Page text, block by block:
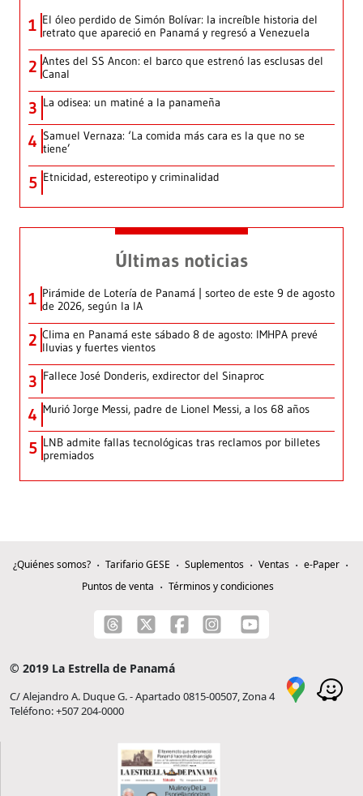
1 El óleo perdido de Simón Bolívar: la increíble historia del
retrato que apareció en Panamá y regresó a Venezuela
2 Antes del SS Ancon: el barco que estrenó las esclusas del
Canal
3 La odisea: un matiné a la panameña
4 Samuel Vernaza: ‘La comida más cara es la que no se
tiene’
5 Etnicidad, estereotipo y criminalidad
Últimas noticias
1 Pirámide de Lotería de Panamá | sorteo de este 9 de agosto
de 2026, según la IA
2 Clima en Panamá este sábado 8 de agosto: IMHPA prevé
lluvias y fuertes vientos
3 Fallece José Donderis, exdirector del Sinaproc
4 Murió Jorge Messi, padre de Lionel Messi, a los 68 años
5 LNB admite fallas tecnológicas tras reclamos por billetes
premiados
¿Quiénes somos? Tarifario GESE Suplementos Ventas
e-Paper
Puntos de venta
Términos y condiciones
© 2019 La Estrella de Panamá
C/ Alejandro A. Duque G. - Apartado 0815-00507, Zona 4
Teléfono: +507 204-0000